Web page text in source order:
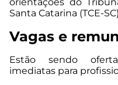
Santa Catarina (TCE-
Vagas e
Estão sendo
imediatas para